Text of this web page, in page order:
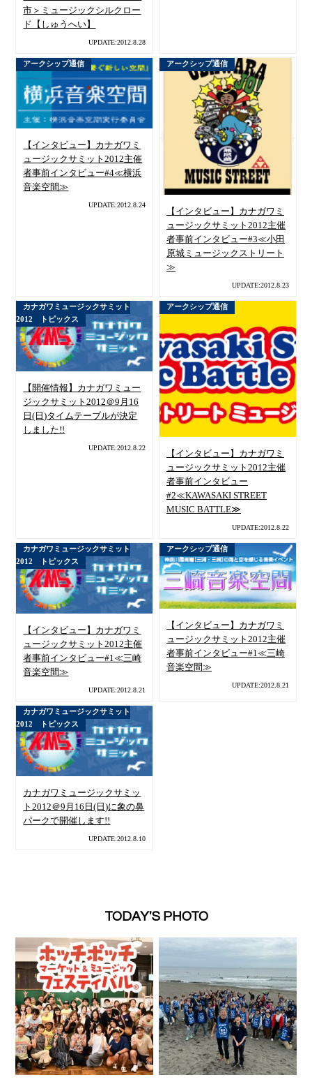
市＞ミュージックシルクロー
ド【しゅうへい】
UPDATE:2012.8.28
アークシップ通信
【インタビュー】カナガワミ
ュージックサミット2012主催
者事前インタビュー#4≪横浜
音楽空間≫
UPDATE:2012.8.24
アークシップ通信
【インタビュー】カナガワミ
ュージックサミット2012主催
者事前インタビュー#3≪小田
原城ミュージックストリート
≫
UPDATE:2012.8.23
カナガワミュージックサミット
2012 トピックス
【開催情報】カナガワミュー
ジックサミット2012＠9月16
日(日)タイムテーブルが決定
しました!!
UPDATE:2012.8.22
アークシップ通信
【インタビュー】カナガワミ
ュージックサミット2012主催
者事前インタビュー
#2≪KAWASAKI STREET
MUSIC BATTLE≫
UPDATE:2012.8.22
カナガワミュージックサミット
2012 トピックス
【インタビュー】カナガワミ
ュージックサミット2012主催
者事前インタビュー#1≪三崎
音楽空間≫
UPDATE:2012.8.21
アークシップ通信
【インタビュー】カナガワミ
ュージックサミット2012主催
者事前インタビュー#1≪三崎
音楽空間≫
UPDATE:2012.8.21
カナガワミュージックサミット
2012 トピックス
カナガワミュージックサミッ
ト2012＠9月16日(日)に象の鼻
パークで開催します!!
UPDATE:2012.8.10
TODAY'S PHOTO